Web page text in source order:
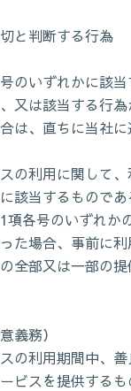
と判断する行為
のいずれかに該
又は該当する行
は、直ちに当社
の利用に関して
該当するもので
項各号のいずれか
た場合、事前に
全部又は一部の
義務）
の利用期間中、
ビスを提供する